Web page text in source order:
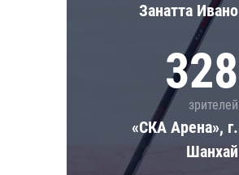
Занатта Иванo
328
зрителей
«СКА Арена», г.
Шанхай